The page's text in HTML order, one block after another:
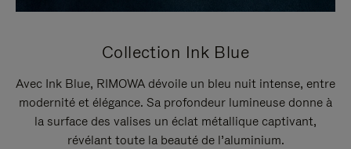
Collection Ink Blue
Avec Ink Blue, RIMOWA dévoile un bleu nuit intense, entre
modernité et élégance. Sa profondeur lumineuse donne à
la surface des valises un éclat métallique captivant,
révélant toute la beauté de l’aluminium.